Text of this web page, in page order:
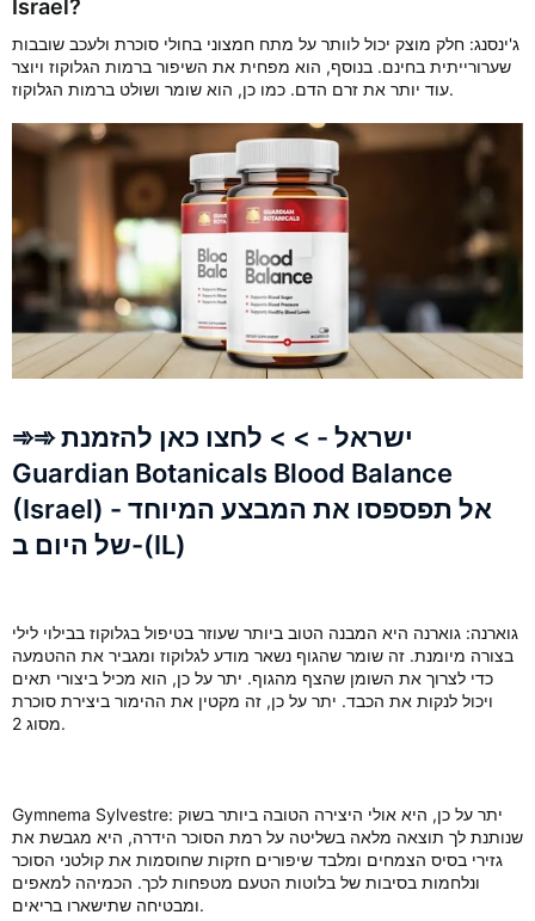
Israel?
ג'ינסנג: חלק מוצק יכול לוותר על מתח חמצוני בחולי סוכרת ולעכב שובבות
שערורייתית בחינם. בנוסף, הוא מפחית את השיפור ברמות הגלוקוז ויוצר
עוד יותר את זרם הדם. כמו כן, הוא שומר ושולט ברמות הגלוקוז.
➾➾ ישראל - > > לחצו כאן להזמנת
Guardian Botanicals Blood Balance
(Israel) - אל תפספסו את המבצע המיוחד
של היום ב-(IL)
גוארנה: גוארנה היא המבנה הטוב ביותר שעוזר בטיפול בגלוקוז בבילוי לילי
בצורה מיומנת. זה שומר שהגוף נשאר מודע לגלוקוז ומגביר את ההטמעה
כדי לצרוך את השומן שהצף מהגוף. יתר על כן, הוא מכיל ביצורי תאים
ויכול לנקות את הכבד. יתר על כן, זה מקטין את ההימור ביצירת סוכרת
מסוג 2.
Gymnema Sylvestre: יתר על כן, היא אולי היצירה הטובה ביותר בשוק
שנותנת לך תוצאה מלאה בשליטה על רמת הסוכר הידרה, היא מגבשת את
גזירי בסיס הצמחים ומלבד שיפורים חזקות שחוסמות את קולטני הסוכר
ונלחמות בסיבות של בלוטות הטעם מטפחות לכך. הכמיהה למאפים
ומבטיחה שתישארו בריאים.